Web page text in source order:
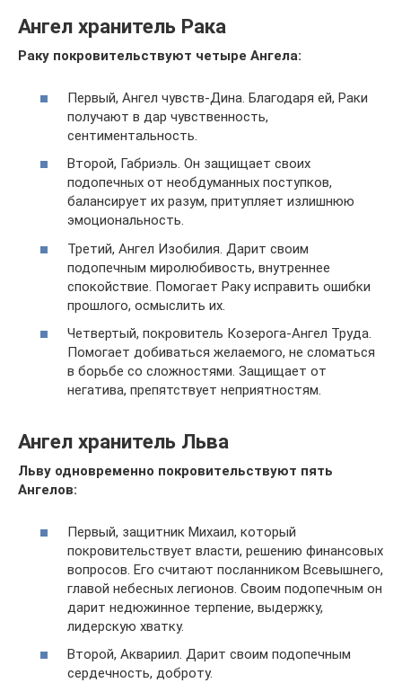
Ангел хранитель Рака
Раку покровительствуют четыре Ангела:
Первый, Ангел чувств-Дина. Благодаря ей, Раки
получают в дар чувственность,
сентиментальность.
Второй, Габриэль. Он защищает своих
подопечных от необдуманных поступков,
балансирует их разум, притупляет излишнюю
эмоциональность.
Третий, Ангел Изобилия. Дарит своим
подопечным миролюбивость, внутреннее
спокойствие. Помогает Раку исправить ошибки
прошлого, осмыслить их.
Четвертый, покровитель Козерога-Ангел Труда.
Помогает добиваться желаемого, не сломаться
в борьбе со сложностями. Защищает от
негатива, препятствует неприятностям.
Ангел хранитель Льва
Льву одновременно покровительствуют пять
Ангелов:
Первый, защитник Михаил, который
покровительствует власти, решению финансовых
вопросов. Его считают посланником Всевышнего,
главой небесных легионов. Своим подопечным он
дарит недюжинное терпение, выдержку,
лидерскую хватку.
Второй, Аквариил. Дарит своим подопечным
сердечность, доброту.